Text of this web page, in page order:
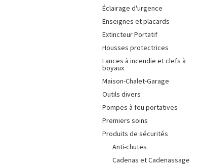
Éclairage d'urgence
Enseignes et placards
Extincteur Portatif
Housses protectrices
Lances à incendie et clefs à
boyaux
Maison-Chalet-Garage
Outils divers
Pompes à feu portatives
Premiers soins
Produits de sécurités
Anti-chutes
Cadenas et Cadenassage